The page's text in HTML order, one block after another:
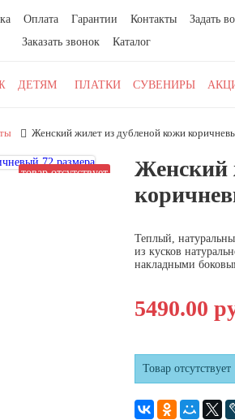
Оплата Гарантии Контакты
Задать
Заказать звонок
Каталог
ДЕТЯМ ПЛАТКИ СУВЕНИРЫ
Женский жилет из дубленой кожи
товар отсутствует
Женский
Теплый,
из кусков
накладными
5490.00
Товар отсутствует